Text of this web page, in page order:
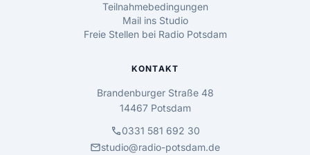
Teilnahmebedingungen
Mail ins Studio
Freie Stellen bei Radio Potsdam
KONTAKT
Brandenburger Straße 48
14467 Potsdam
call0331 581 692 30
mailstudio@radio-potsdam.de